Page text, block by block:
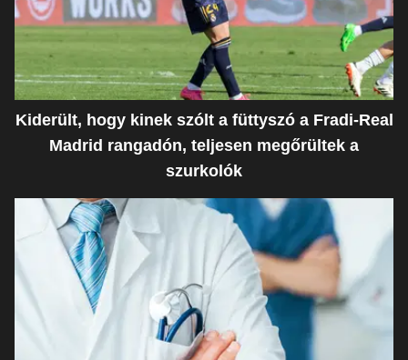
Kiderült, hogy kinek szólt a füttyszó a Fradi-Real
Madrid rangadón, teljesen megőrültek a
szurkolók